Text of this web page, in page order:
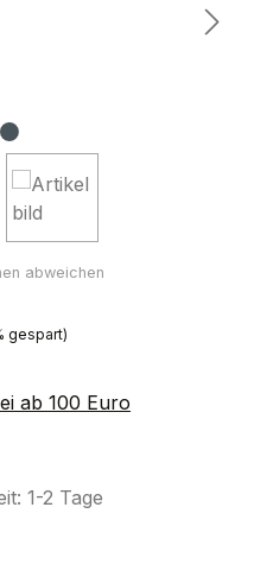
gespart)
ab 100 Euro
1-2 Tage